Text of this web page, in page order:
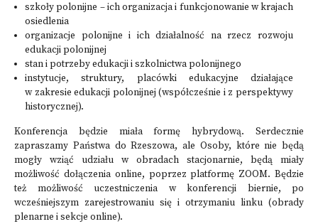
szkoły polonijne – ich organizacja i funkcjonowanie w krajach
osiedlenia
organizacje polonijne i ich działalność na rzecz rozwoju
edukacji polonijnej
stan i potrzeby edukacji i szkolnictwa polonijnego
instytucje, struktury, placówki edukacyjne działające
w zakresie edukacji polonijnej (współcześnie i z perspektywy
historycznej).
Konferencja będzie miała formę hybrydową. Serdecznie
zapraszamy Państwa do Rzeszowa, ale Osoby, które nie będą
mogły wziąć udziału w obradach stacjonarnie, będą miały
możliwość dołączenia online, poprzez platformę ZOOM. Będzie
też możliwość uczestniczenia w konferencji biernie, po
wcześniejszym zarejestrowaniu się i otrzymaniu linku (obrady
plenarne i sekcje online).